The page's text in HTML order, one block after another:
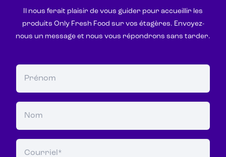
Il nous ferait plaisir de vous guider pour accueillir les
produits Only Fresh Food sur vos étagères. Envoyez-
nous un message et nous vous répondrons sans tarder.